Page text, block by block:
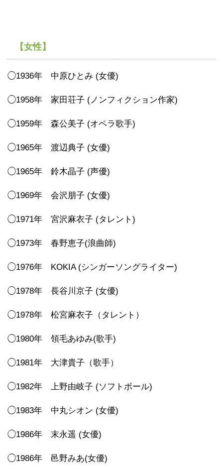
【女性】
◯1936年 中原ひとみ (女優)
◯1958年 家田荘子 (ノンフィクション作家)
◯1959年 森公美子 (オペラ歌手)
◯1965年 渡辺典子 (女優)
◯1965年 鈴木晶子 (声優)
◯1969年 会沢朋子 (女優)
◯1971年 宮沢麻衣子 (タレント)
◯1973年 春野恵子(浪曲師)
◯1976年 KOKIA (シンガーソングライター)
◯1978年 長谷川京子 (女優)
◯1978年 松宮麻衣子（タレント）
◯1980年 領毛あゆみ(歌手)
◯1981年 大津貴子（歌手）
◯1982年 上野由岐子 (ソフトボール)
◯1983年 中丸シオン (女優)
◯1986年 末永遥 (女優)
◯1986年 邑野みあ(女優)